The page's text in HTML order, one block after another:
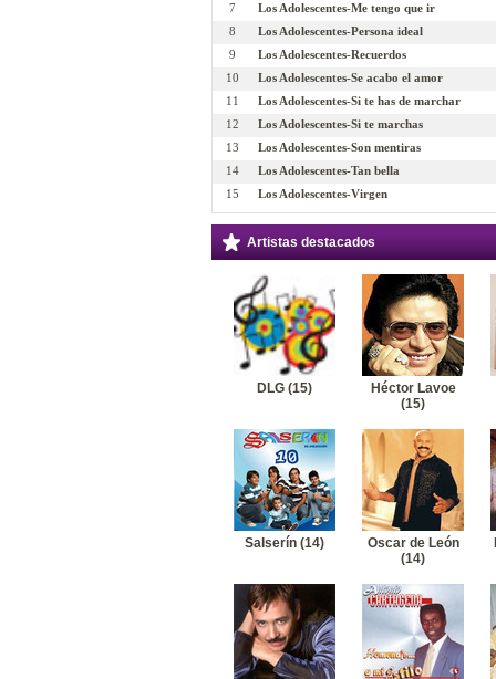
7
Los Adolescentes-Me tengo que ir
8
Los Adolescentes-Persona ideal
9
Los Adolescentes-Recuerdos
10
Los Adolescentes-Se acabo el amor
11
Los Adolescentes-Si te has de marchar
12
Los Adolescentes-Si te marchas
13
Los Adolescentes-Son mentiras
14
Los Adolescentes-Tan bella
15
Los Adolescentes-Virgen
Artistas destacados
DLG (15)
Héctor Lavoe
(15)
Salserín (14)
Oscar de León
(14)